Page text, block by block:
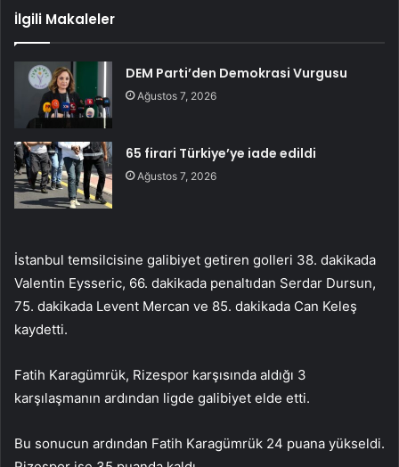
İlgili Makaleler
DEM Parti’den Demokrasi Vurgusu
Ağustos 7, 2026
65 firari Türkiye’ye iade edildi
Ağustos 7, 2026
İstanbul temsilcisine galibiyet getiren golleri 38. dakikada
Valentin Eysseric, 66. dakikada penaltıdan Serdar Dursun,
75. dakikada Levent Mercan ve 85. dakikada Can Keleş
kaydetti.
Fatih Karagümrük, Rizespor karşısında aldığı 3
karşılaşmanın ardından ligde galibiyet elde etti.
Bu sonucun ardından Fatih Karagümrük 24 puana yükseldi.